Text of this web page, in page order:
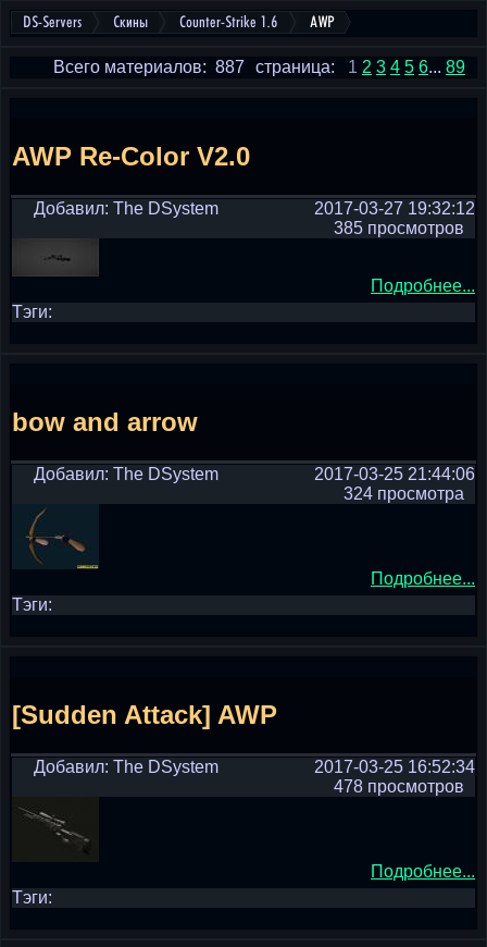
DS-Servers Скины Counter-Strike 1.6 AWP
страница: 1 2 3 4 5 6... 89
Всего материалов: 887
AWP Re-Color V2.0
Добавил: The DSystem
2017-03-27 19:32:12
385 просмотров
Подробнее...
Тэги:
bow and arrow
Добавил: The DSystem
2017-03-25 21:44:06
324 просмотра
Подробнее...
Тэги:
[Sudden Attack] AWP
Добавил: The DSystem
2017-03-25 16:52:34
478 просмотров
Подробнее...
Тэги: